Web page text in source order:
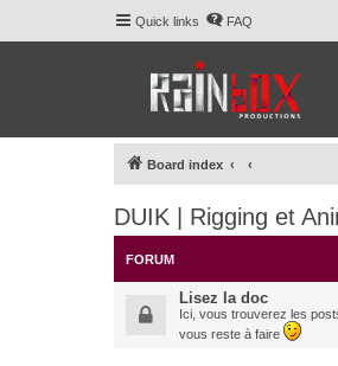
Quick links FAQ
Board index
DUIK | Rigging et
FORUM
Lisez la doc
Ici, vous trouverez les
vous reste à faire